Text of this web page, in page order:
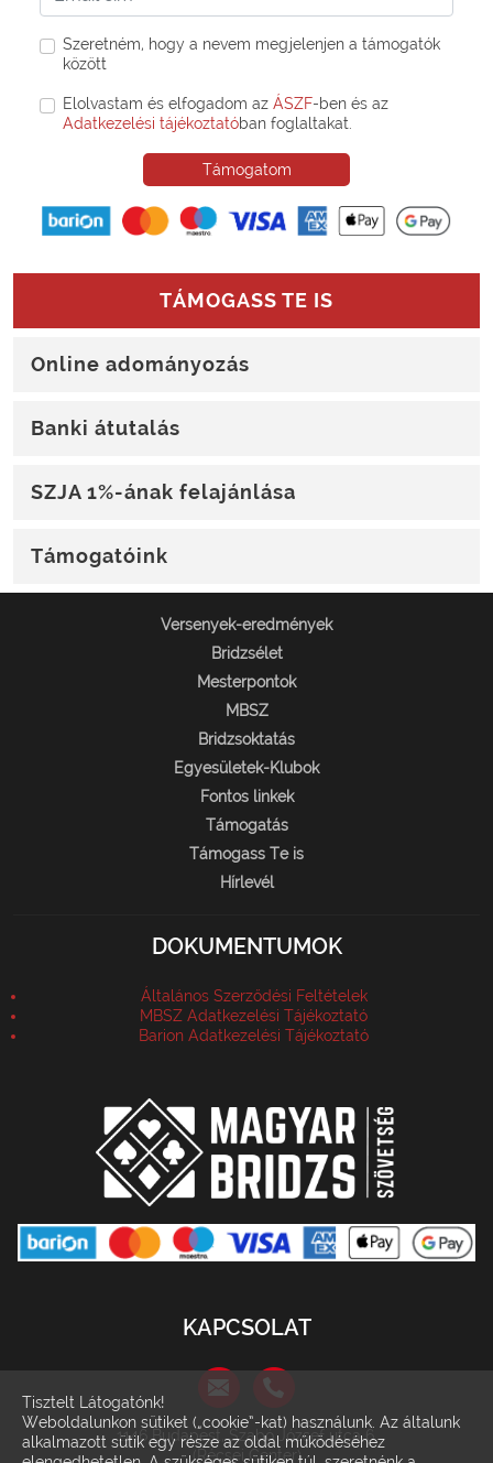
Szeretném, hogy a nevem megjelenjen a támogatók
között
Elolvastam és elfogadom az ÁSZF-ben és az
Adatkezelési tájékoztatóban foglaltakat.
Támogatom
TÁMOGASS TE IS
Online adományozás
Banki átutalás
SZJA 1%-ának felajánlása
Támogatóink
Versenyek-eredmények
Bridzsélet
Mesterpontok
MBSZ
Bridzsoktatás
Egyesületek-Klubok
Fontos linkek
Támogatás
Támogass Te is
Hírlevél
DOKUMENTUMOK
Általános Szerződési Feltételek
MBSZ Adatkezelési Tájékoztató
Barion Adatkezelési Tájékoztató
KAPCSOLAT
1146 Budapest, Szabó József utca 6.
(Récsei Center)
Tisztelt Látogatónk!
Weboldalunkon sütiket („cookie”-kat) használunk. Az általunk
alkalmazott sütik egy része az oldal működéséhez